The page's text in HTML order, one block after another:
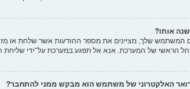
אותו?
המשתמש שלך, מציינים את מספר ההודעות אשר שלחת או
הראשי של המערכת. אנא אל תפגע במערכת על־ידי שליחת
האלקטרוני של משתמש הוא מבקש ממני להתחבר?